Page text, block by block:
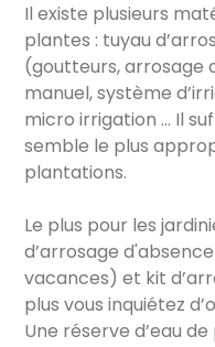
Il existe plusieurs
plantes : tuyau
(goutteurs, arrosage
manuel, système
micro irrigation ... Il
semble le plus
plantations.
Le plus pour les
d’arrosage
vacances) et kit
plus vous inquiétez
Une réserve d’eau